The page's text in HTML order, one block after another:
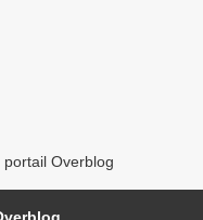
Overblog